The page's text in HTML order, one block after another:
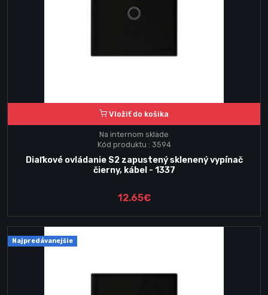
Vložiť do košika
Na internom sklade
Kód produktu : 3594
Diaľkové ovládanie S2 zapustený sklenený vypínač
čierny, kábel - 1337
12.65€
Najpredávanejšie